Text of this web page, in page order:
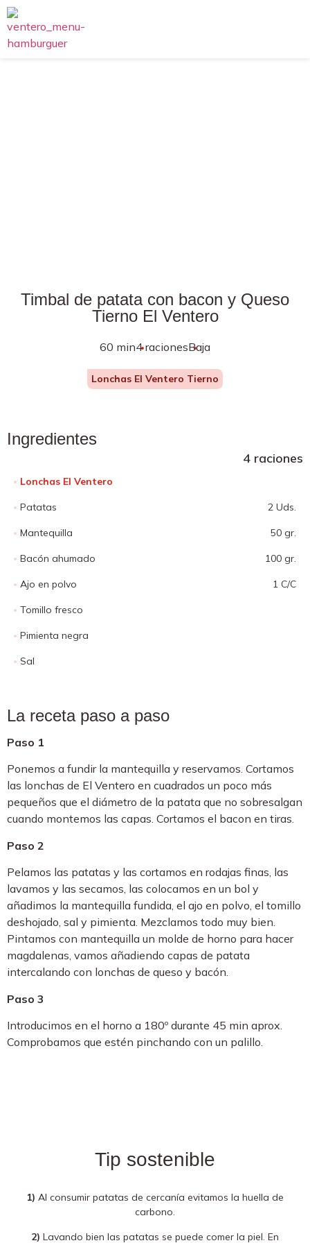
Timbal de patata con bacon y Queso
Tierno El Ventero
60 min4 racionesBaja
Lonchas El Ventero Tierno
Ingredientes
4 raciones
Lonchas El Ventero
Patatas 2 Uds.
Mantequilla 50 gr.
Bacón ahumado 100 gr.
Ajo en polvo 1 C/C
Tomillo fresco
Pimienta negra
Sal
La receta paso a paso
Paso 1
Ponemos a fundir la mantequilla y reservamos. Cortamos
las lonchas de El Ventero en cuadrados un poco más
pequeños que el diámetro de la patata que no sobresalgan
cuando montemos las capas. Cortamos el bacon en tiras.
Paso 2
Pelamos las patatas y las cortamos en rodajas finas, las
lavamos y las secamos, las colocamos en un bol y
añadimos la mantequilla fundida, el ajo en polvo, el tomillo
deshojado, sal y pimienta. Mezclamos todo muy bien.
Pintamos con mantequilla un molde de horno para hacer
magdalenas, vamos añadiendo capas de patata
intercalando con lonchas de queso y bacón.
Paso 3
Introducimos en el horno a 180º durante 45 min aprox.
Comprobamos que estén pinchando con un palillo.
Tip sostenible
1) Al consumir patatas de cercanía evitamos la huella de
carbono.
2) Lavando bien las patatas se puede comer la piel. En